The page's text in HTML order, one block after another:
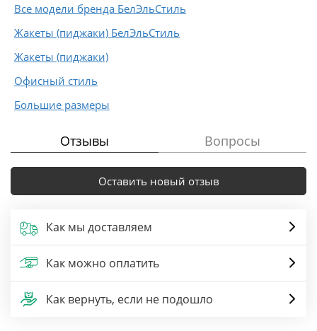
Все модели бренда БелЭльСтиль
Жакеты (пиджаки) БелЭльСтиль
Жакеты (пиджаки)
Офисный стиль
Большие размеры
Отзывы Вопросы
Оставить новый отзыв
Как мы доставляем
Как можно оплатить
Как вернуть, если не подошло